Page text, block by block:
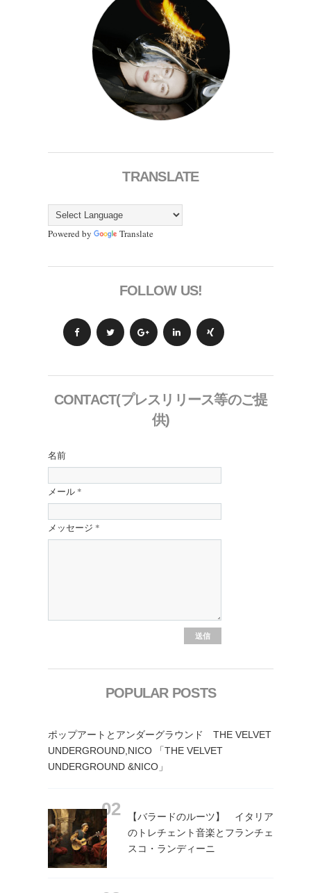
TRANSLATE
Powered by Translate
FOLLOW US!
CONTACT(プレスリリース等のご提
供)
名前
メール *
メッセージ *
POPULAR POSTS
ポップアートとアンダーグラウンド THE VELVET
UNDERGROUND,NICO 「THE VELVET
UNDERGROUND &NICO」
【バラードのルーツ】 イタリア
のトレチェント音楽とフランチェ
スコ・ランディーニ